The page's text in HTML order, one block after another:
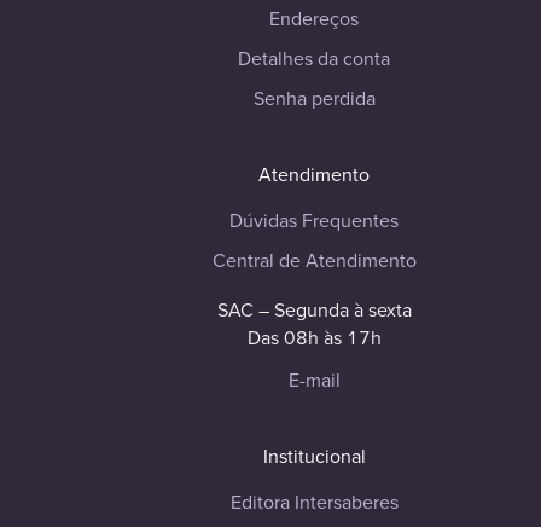
Endereços
Detalhes da conta
Senha perdida
Atendimento
Dúvidas Frequentes
Central de Atendimento
SAC – Segunda à sexta
Das 08h às 17h
E-mail
Institucional
Editora Intersaberes